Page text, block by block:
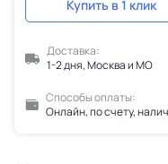
Купить в 1 клик
Доставка:
1-2 дня, Москва и МО
Способы оплаты:
Онлайн, по счету,